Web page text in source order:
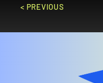
< PREVIOUS